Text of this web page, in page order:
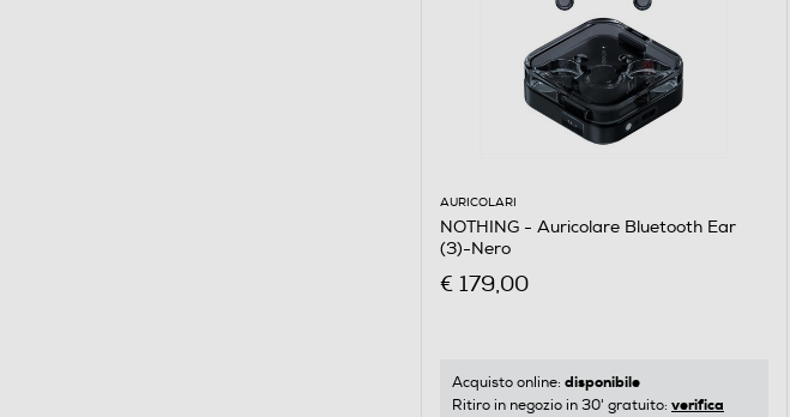
AURICOLARI
NOTHING - Auricolare Bluetooth Ear
(3)-Nero
€ 179,00
Acquisto online: disponibile
Ritiro in negozio in 30' gratuito: verifica